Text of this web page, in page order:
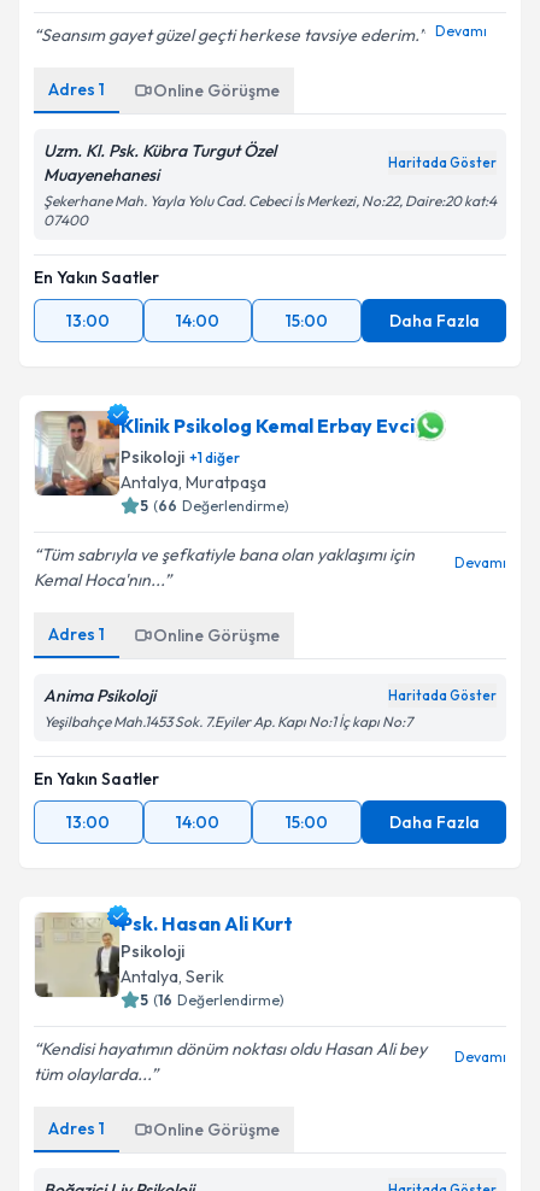
Seansım gayet güzel geçti herkese tavsiye ederim. Devamı
Adres 1 Online Görüşme
Uzm. Kl. Psk. Kübra Turgut Özel
Muayenehanesi
Haritada Göster
Şekerhane Mah. Yayla Yolu Cad. Cebeci İs Merkezi, No:22, Daire:20 kat:4
07400
En Yakın Saatler
13:00
14:00 15:00 Daha Fazla
Klinik Psikolog Kemal Erbay Evci
Psikoloji +1diğer
Antalya, Muratpaşa
5 (66 Değerlendirme)
Tüm sabrıyla ve şefkatiyle bana olan yaklaşımı için
Kemal Hoca'nın...
Devamı
Adres 1 Online Görüşme
Anima Psikoloji Haritada Göster
Yeşilbahçe Mah.1453 Sok. 7.Eyiler Ap. Kapı No:1 İç kapı No:7
En Yakın Saatler
13:00
14:00 15:00 Daha Fazla
Psk. Hasan Ali Kurt
Psikoloji
Antalya, Serik
5 (16 Değerlendirme)
Kendisi hayatımın dönüm noktası oldu Hasan Ali bey
tüm olaylarda...
Devamı
Adres 1 Online Görüşme